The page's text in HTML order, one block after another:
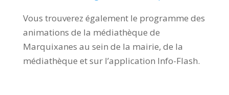
Vous trouverez également le programme des
animations de la médiathèque de
Marquixanes au sein de la mairie, de la
médiathèque et sur l’application Info-Flash.